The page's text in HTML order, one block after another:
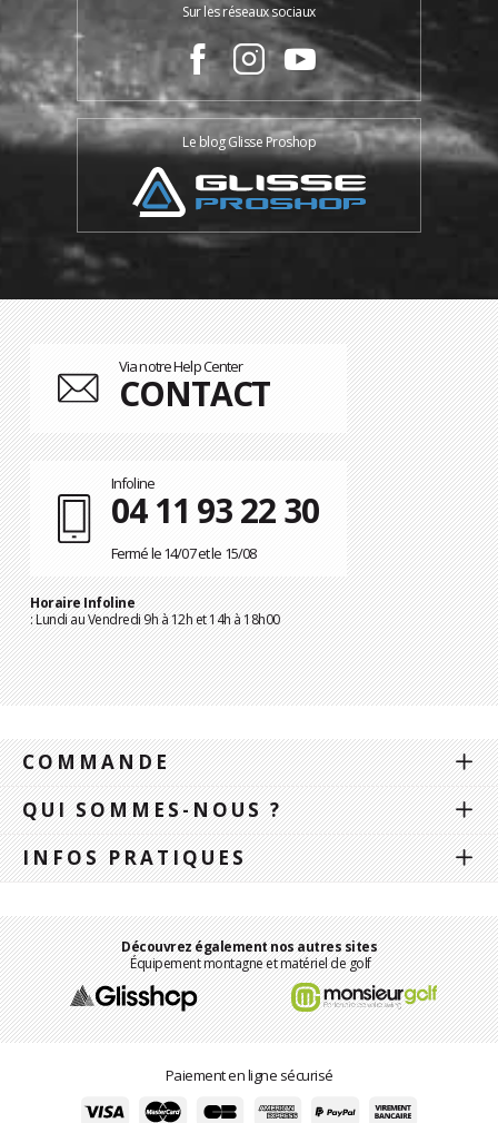
Sur les réseaux sociaux
Le blog Glisse Proshop
Via notre Help Center
CONTACT
Infoline
04 11 93 22 30
Fermé le 14/07 et le 15/08
Horaire Infoline
: Lundi au Vendredi 9h à 12h et 14h à 18h00
COMMANDE
QUI SOMMES-NOUS ?
INFOS PRATIQUES
Découvrez également nos autres sites
Équipement montagne et matériel de golf
Paiement en ligne sécurisé